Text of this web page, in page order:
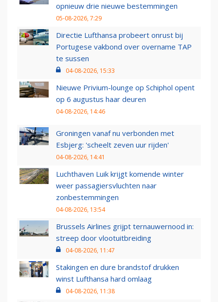
opnieuw drie nieuwe bestemmingen
05-08-2026, 7:29
Directie Lufthansa probeert onrust bij
Portugese vakbond over overname TAP
te sussen
04-08-2026, 15:33
Nieuwe Privium-lounge op Schiphol opent
op 6 augustus haar deuren
04-08-2026, 14:46
Groningen vanaf nu verbonden met
Esbjerg: 'scheelt zeven uur rijden'
04-08-2026, 14:41
Luchthaven Luik krijgt komende winter
weer passagiersvluchten naar
zonbestemmingen
04-08-2026, 13:54
Brussels Airlines grijpt ternauwernood in:
streep door vlootuitbreiding
04-08-2026, 11:47
Stakingen en dure brandstof drukken
winst Lufthansa hard omlaag
04-08-2026, 11:38